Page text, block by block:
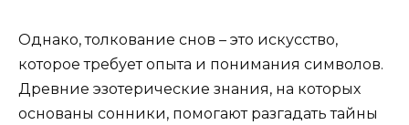
Однако, толкование снов – это искусство,
которое требует опыта и понимания символов.
Древние эзотерические знания, на которых
основаны сонники, помогают разгадать тайны